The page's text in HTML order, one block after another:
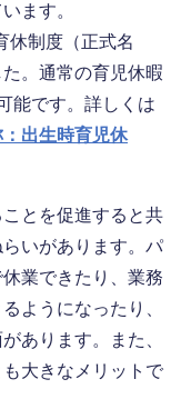
ます。
休制度（正式名
。通常の育児休暇
能です。詳しくは
出生時育児休
とを促進すると共
いがあります。パ
業できたり、業務
ようになったり、
あります。また、
大きなメリットで